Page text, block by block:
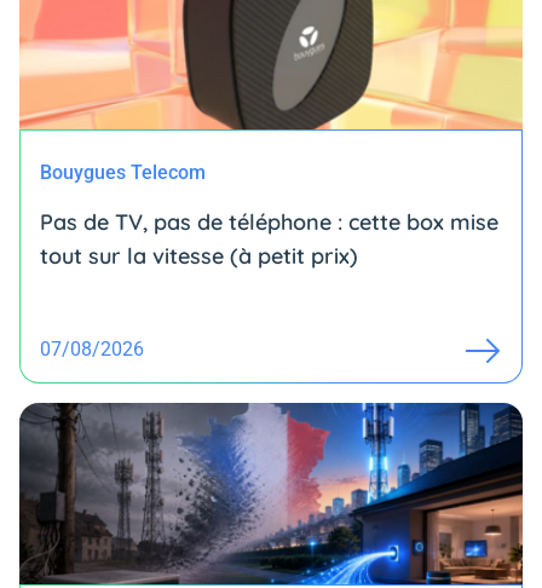
Bouygues Telecom
Pas de TV, pas de téléphone : cette box mise
tout sur la vitesse (à petit prix)
07/08/2026